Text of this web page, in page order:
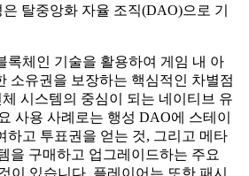
탈중앙화 자율 조직(DAO)으로 기
록체인 기술을 활용하여 게임 내 아
소유권을 보장하는 핵심적인 차별점
시스템의 중심이 되는 네이티브 유
사용 사례로는 행성 DAO에 스테이
하고 투표권을 얻는 것, 그리고 메타
을 구매하고 업그레이드하는 주요
이 있습니다. 플레이어는 또한 패시